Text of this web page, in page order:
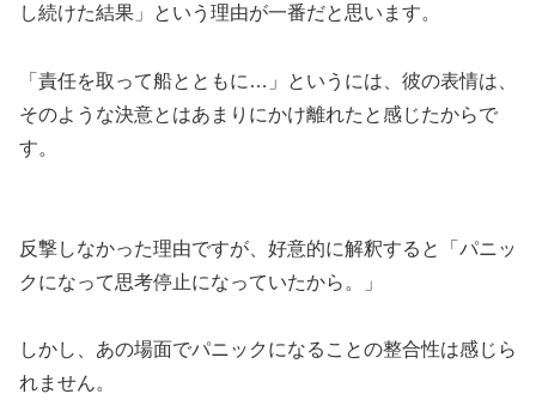
し続けた結果」という理由が一番だと思います。
「責任を取って船とともに…」というには、彼の表情は、
そのような決意とはあまりにかけ離れたと感じたからで
す。
反撃しなかった理由ですが、好意的に解釈すると「パニッ
クになって思考停止になっていたから。」
しかし、あの場面でパニックになることの整合性は感じら
れません。